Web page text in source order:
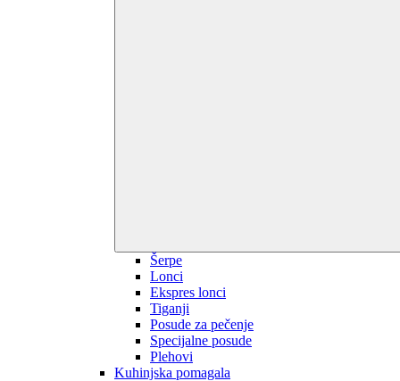
Šerpe
Lonci
Ekspres lonci
Tiganji
Posude za pečenje
Specijalne posude
Plehovi
Kuhinjska pomagala